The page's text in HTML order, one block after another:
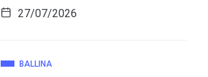
27/07/2026
BALLINA